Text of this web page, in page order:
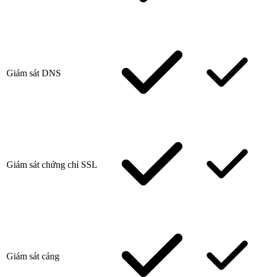
Giám sát DNS
Giám sát chứng chỉ SSL
Giám sát cảng